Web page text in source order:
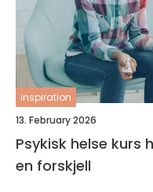
inspiration
13. February 2026
Psykisk helse kurs hvorfor kompetanse gjør
en forskjell